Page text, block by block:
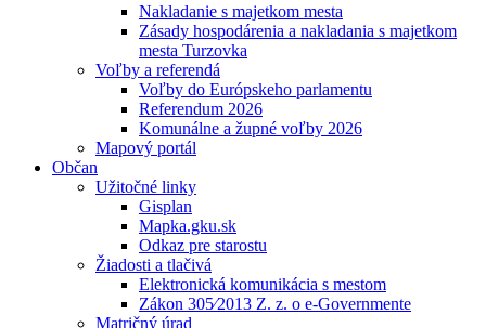
Nakladanie s majetkom mesta
Zásady hospodárenia a nakladania s majetkom
mesta Turzovka
Voľby a referendá
Voľby do Európskeho parlamentu
Referendum 2026
Komunálne a župné voľby 2026
Mapový portál
Občan
Užitočné linky
Gisplan
Mapka.gku.sk
Odkaz pre starostu
Žiadosti a tlačivá
Elektronická komunikácia s mestom
Zákon 305⁄2013 Z. z. o e-Governmente
Matričný úrad